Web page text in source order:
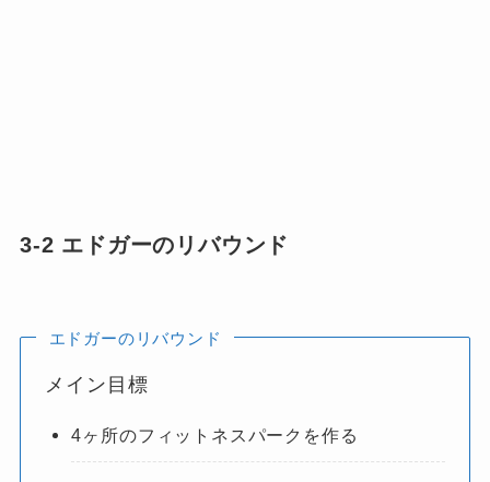
3-2 エドガーのリバウンド
エドガーのリバウンド
メイン目標
4ヶ所のフィットネスパークを作る